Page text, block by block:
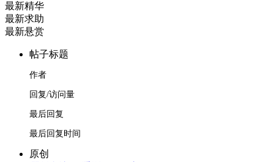
最新精华
最新求助
最新悬赏
帖子标题
作者
回复/访问量
最后回复
最后回复时间
原创